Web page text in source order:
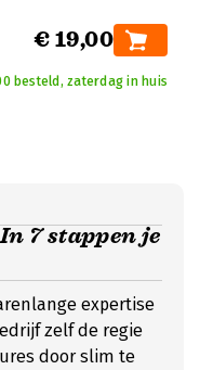
€ 19,00
besteld, zaterdag in huis
7 stappen je
expertise
zelf de regie
door slim te